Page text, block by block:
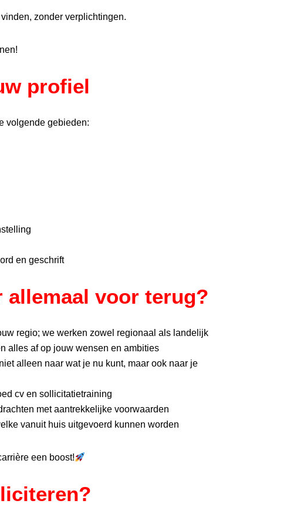
zonder verplichtingen.
profiel
volgende gebieden:
en geschrift
allemaal voor terug?
regio; we werken zowel regionaal als landelijk
alles af op jouw wensen en ambities
alleen naar wat je nu kunt, maar ook naar je
cv en sollicitatietraining
met aantrekkelijke voorwaarden
vanuit huis uitgevoerd kunnen worden
een boost!